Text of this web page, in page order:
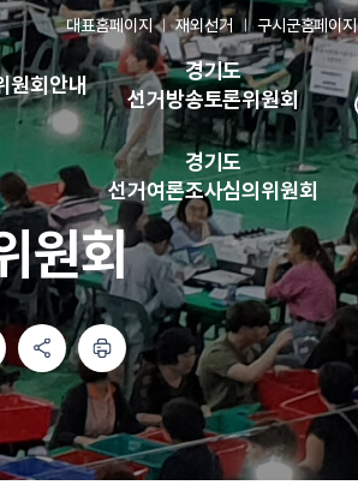
대표홈페이지 재외선거 구시군홈페이지
원회안내
경기도
선거방송토론위원회
경기도
선거여론조사심의위원회
원회